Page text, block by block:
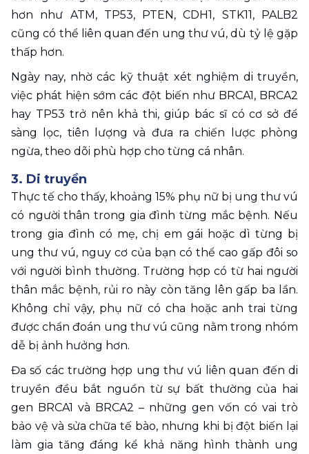
hơn như ATM, TP53, PTEN, CDH1, STK11, PALB2
cũng có thể liên quan đến ung thư vú, dù tỷ lệ gặp
thấp hơn.
Ngày nay, nhờ các kỹ thuật xét nghiệm di truyền,
việc phát hiện sớm các đột biến như BRCA1, BRCA2
hay TP53 trở nên khả thi, giúp bác sĩ có cơ sở để
sàng lọc, tiên lượng và đưa ra chiến lược phòng
ngừa, theo dõi phù hợp cho từng cá nhân.
3. Di truyền
Thực tế cho thấy, khoảng 15% phụ nữ bị ung thư vú
có người thân trong gia đình từng mắc bệnh. Nếu
trong gia đình có mẹ, chị em gái hoặc dì từng bị
ung thư vú, nguy cơ của bạn có thể cao gấp đôi so
với người bình thường. Trường hợp có từ hai người
thân mắc bệnh, rủi ro này còn tăng lên gấp ba lần.
Không chỉ vậy, phụ nữ có cha hoặc anh trai từng
được chẩn đoán ung thư vú cũng nằm trong nhóm
dễ bị ảnh hưởng hơn.
Đa số các trường hợp ung thư vú liên quan đến di
truyền đều bắt nguồn từ sự bất thường của hai
gen BRCA1 và BRCA2 – những gen vốn có vai trò
bảo vệ và sửa chữa tế bào, nhưng khi bị đột biến lại
làm gia tăng đáng kể khả năng hình thành ung